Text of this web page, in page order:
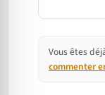
Vous êtes
commenter